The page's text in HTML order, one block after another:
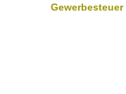
Gewerbesteuer